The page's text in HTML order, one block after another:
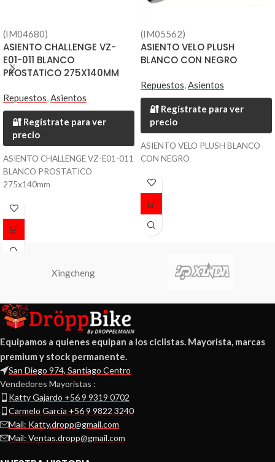
(IM04680)
ASIENTO CHALLENGE VZ-
E01-011 BLANCO
PROSTATICO 275X140MM
Repuestos,Asientos
🔐 Regístrate para ver
precio
ASIENTO CHALLENGE VZ-E01-011
BLANCO PROSTATICO
275x140mm
(IM05562)
ASIENTO VELO PLUSH
BLANCO CON NEGRO
Repuestos,Asientos
🔐 Regístrate para ver
precio
ASIENTO VELO PLUSH BLANCO
CON NEGRO
Xingcheng
Equipamos a quienes equipan a los ciclistas. Mayorista, marcas
premium y stock permanente.
San Diego 974, Santiago Centro
Vendedores Mayoristas :
Katty Gajardo +56 9 9319 0702
Carmelo Garcia +56 9 9822 3240
Mail: Katty.dropp@gmail.com
Mail: Ventas.dropp@gmail.com